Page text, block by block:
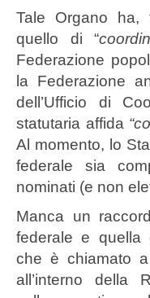
Tale Organo ha,
quello di “
Federazione
la Federazione
dell’Ufficio di
statutaria affida
Al momento, lo
federale sia
nominati (e non
Manca un
federale e quella
che è chiamato a
all’interno della